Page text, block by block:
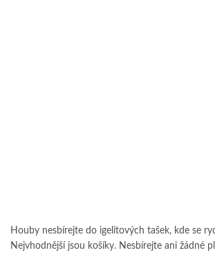
Houby nesbírejte do igelitových tašek, kde se
Nejvhodnější jsou košíky. Nesbírejte ani žádné